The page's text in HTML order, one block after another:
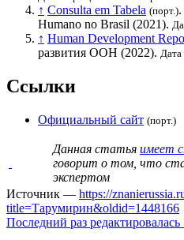
↑ Consulta em Tabela (порт.)
Humano no Brasil (2021).
↑ Human Development
развития ООН (2022). Дата
Ссылки
Официальный сайт (порт.)
Данная статья имеет
говорит о том, что
экспертом
Источник — https://
title=Тарумирин&oldid=1448166
Последний раз